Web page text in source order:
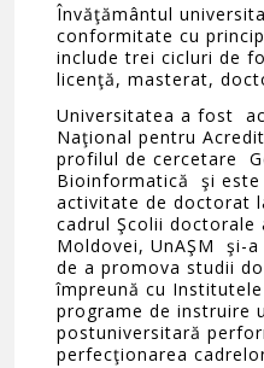
Învăţământul
conformitate cu
include trei cicluri de
licenţă, masterat,
Universitatea a fost
Naţional pentru
profilul de cercetare
Bioinformatică şi este
activitate de doctorat
cadrul Şcolii doctorale
Moldovei, UnAŞM şi-
de a promova studii
împreună cu
programe de instruire
postuniversitară
perfecţionarea